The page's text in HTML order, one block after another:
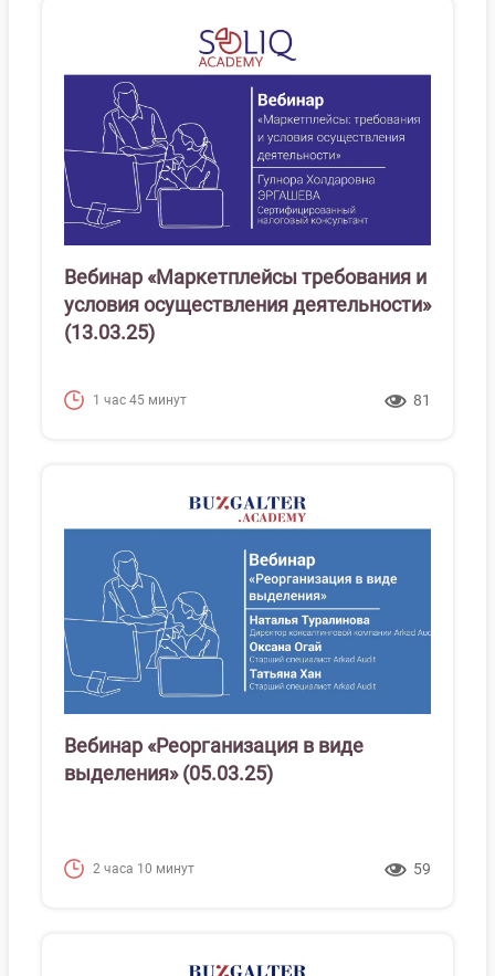
Вебинар «Маркетплейсы требования и
условия осуществления деятельности»
(13.03.25)
1 час 45 минут 81
Вебинар «Реорганизация в виде
выделения» (05.03.25)
2 часа 10 минут 59